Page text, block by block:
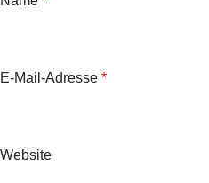
E-Mail-Adresse *
Website